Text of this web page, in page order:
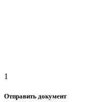
1
Отправить документ